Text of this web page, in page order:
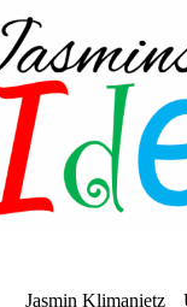
Jasmin Klimanietz